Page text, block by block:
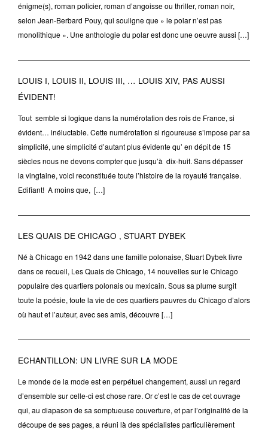
énigme(s), roman policier, roman d’angoisse ou thriller, roman noir,
selon Jean-Berbard Pouy, qui souligne que » le polar n’est pas
monolithique ». Une anthologie du polar est donc une oeuvre aussi […]
LOUIS I, LOUIS II, LOUIS III, … LOUIS XIV, PAS AUSSI
ÉVIDENT!
Tout semble si logique dans la numérotation des rois de France, si
évident… inéluctable. Cette numérotation si rigoureuse s’impose par sa
simplicité, une simplicité d’autant plus évidente qu’ en dépit de 15
siècles nous ne devons compter que jusqu’à dix-huit. Sans dépasser
la vingtaine, voici reconstituée toute l’histoire de la royauté française.
Edifiant! A moins que, […]
LES QUAIS DE CHICAGO , STUART DYBEK
Né à Chicago en 1942 dans une famille polonaise, Stuart Dybek livre
dans ce recueil, Les Quais de Chicago, 14 nouvelles sur le Chicago
populaire des quartiers polonais ou mexicain. Sous sa plume surgit
toute la poésie, toute la vie de ces quartiers pauvres du Chicago d’alors
où haut et l’auteur, avec ses amis, découvre […]
ECHANTILLON: UN LIVRE SUR LA MODE
Le monde de la mode est en perpétuel changement, aussi un regard
d’ensemble sur celle-ci est chose rare. Or c’est le cas de cet ouvrage
qui, au diapason de sa somptueuse couverture, et par l’originalité de la
découpe de ses pages, a réuni là des spécialistes particulièrement